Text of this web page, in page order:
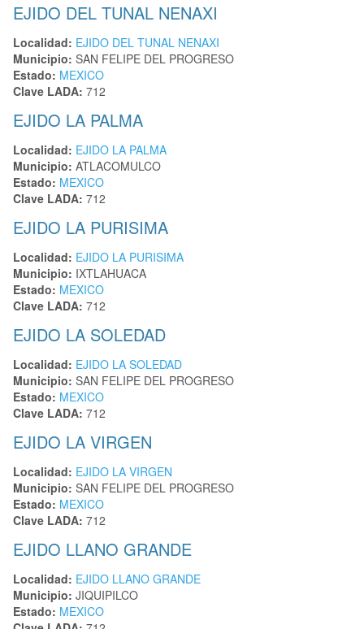
EJIDO DEL TUNAL NENAXI
Localidad: EJIDO DEL TUNAL NENAXI
Municipio: SAN FELIPE DEL PROGRESO
Estado: MEXICO
Clave LADA: 712
EJIDO LA PALMA
Localidad: EJIDO LA PALMA
Municipio: ATLACOMULCO
Estado: MEXICO
Clave LADA: 712
EJIDO LA PURISIMA
Localidad: EJIDO LA PURISIMA
Municipio: IXTLAHUACA
Estado: MEXICO
Clave LADA: 712
EJIDO LA SOLEDAD
Localidad: EJIDO LA SOLEDAD
Municipio: SAN FELIPE DEL PROGRESO
Estado: MEXICO
Clave LADA: 712
EJIDO LA VIRGEN
Localidad: EJIDO LA VIRGEN
Municipio: SAN FELIPE DEL PROGRESO
Estado: MEXICO
Clave LADA: 712
EJIDO LLANO GRANDE
Localidad: EJIDO LLANO GRANDE
Municipio: JIQUIPILCO
Estado: MEXICO